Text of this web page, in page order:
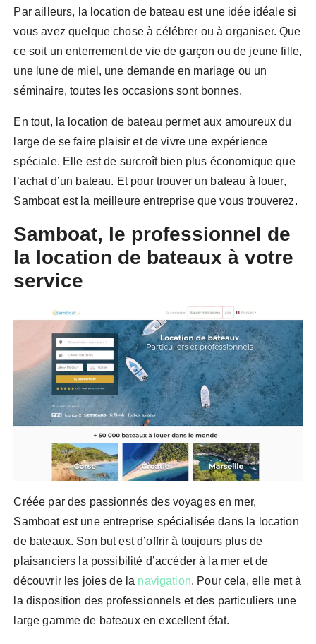
Par ailleurs, la location de bateau est une idée idéale si
vous avez quelque chose à célébrer ou à organiser. Que
ce soit un enterrement de vie de garçon ou de jeune fille,
une lune de miel, une demande en mariage ou un
séminaire, toutes les occasions sont bonnes.
En tout, la location de bateau permet aux amoureux du
large de se faire plaisir et de vivre une expérience
spéciale. Elle est de surcroît bien plus économique que
l’achat d’un bateau. Et pour trouver un bateau à louer,
Samboat est la meilleure entreprise que vous trouverez.
Samboat, le professionnel de
la location de bateaux à votre
service
Créée par des passionnés des voyages en mer,
Samboat est une entreprise spécialisée dans la location
de bateaux. Son but est d’offrir à toujours plus de
plaisanciers la possibilité d’accéder à la mer et de
découvrir les joies de la navigation. Pour cela, elle met à
la disposition des professionnels et des particuliers une
large gamme de bateaux en excellent état.